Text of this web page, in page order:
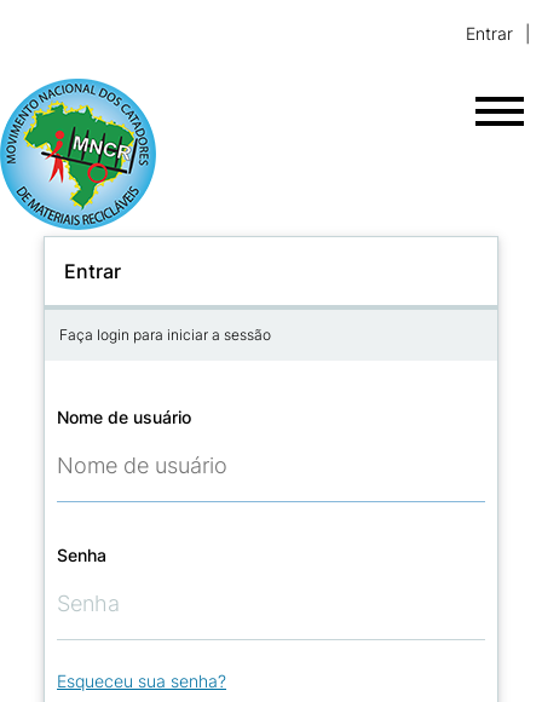
Entrar
Entrar
Faça login para iniciar a sessão
Nome de usuário
Senha
Esqueceu sua senha?